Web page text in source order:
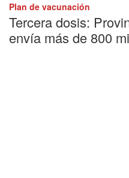
Plan de vacunación
Tercera dosis:
envía más de 800